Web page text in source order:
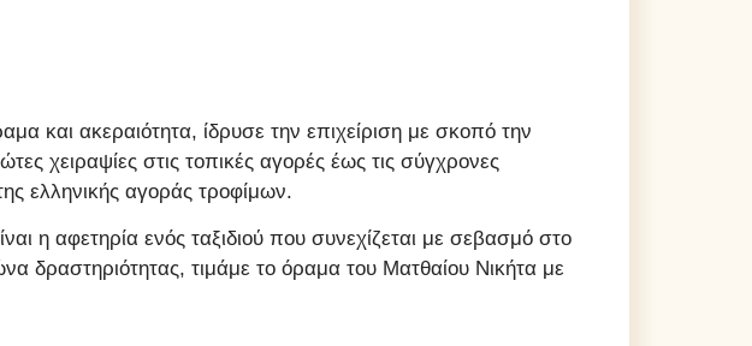
και ακεραιότητα, ίδρυσε την επιχείριση με σκοπό την
χειραψίες στις τοπικές αγορές έως τις σύγχρονες
ελληνικής αγοράς τροφίμων.
η αφετηρία ενός ταξιδιού που συνεχίζεται με σεβασμό στο
δραστηριότητας, τιμάμε το όραμα του Ματθαίου Νικήτα με